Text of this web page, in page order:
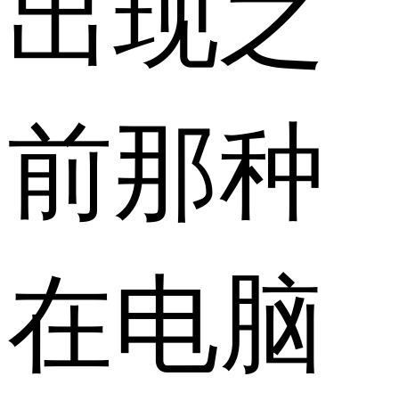
前那种
在电脑